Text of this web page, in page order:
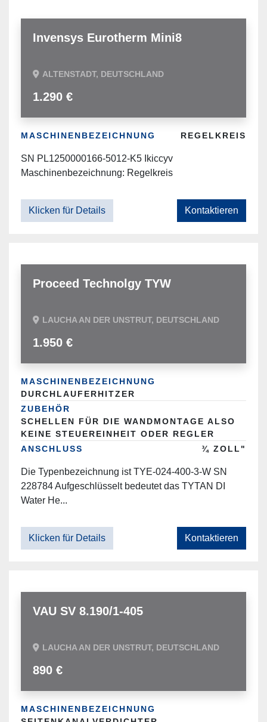
Invensys Eurotherm Mini8
ALTENSTADT, DEUTSCHLAND
1.290 €
MASCHINENBEZEICHNUNG REGELKREIS
SN PL1250000166-5012-K5 Ikiccyv
Maschinenbezeichnung: Regelkreis
Klicken für Details Kontaktieren
Proceed Technolgy TYW
LAUCHA AN DER UNSTRUT, DEUTSCHLAND
1.950 €
MASCHINENBEZEICHNUNG
DURCHLAUFERHITZER
ZUBEHÖR
SCHELLEN FÜR DIE WANDMONTAGE ALSO
KEINE STEUEREINHEIT ODER REGLER
ANSCHLUSS
¾ ZOLL"
Die Typenbezeichnung ist TYE-024-400-3-W SN
228784 Aufgeschlüsselt bedeutet das TYTAN DI
Water He...
Klicken für Details Kontaktieren
VAU SV 8.190/1-405
LAUCHA AN DER UNSTRUT, DEUTSCHLAND
890 €
MASCHINENBEZEICHNUNG